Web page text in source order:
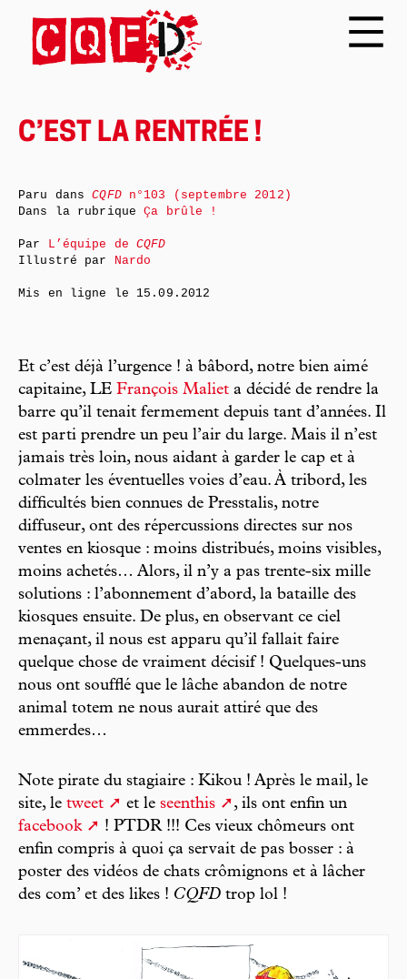
C’EST LA RENTRÉE !
Et c’est déjà l’urgence ! à bâbord, notre bien aimé
capitaine, LE François Maliet a décidé de rendre la
barre qu’il tenait fermement depuis tant d’années. Il
est parti prendre un peu l’air du large. Mais il n’est
jamais très loin, nous aidant à garder le cap et à
colmater les éventuelles voies d’eau. À tribord, les
difficultés bien connues de Presstalis, notre
diffuseur, ont des répercussions directes sur nos
ventes en kiosque : moins distribués, moins visibles,
moins achetés… Alors, il n’y a pas trente-six mille
solutions : l’abonnement d’abord, la bataille des
kiosques ensuite. De plus, en observant ce ciel
menaçant, il nous est apparu qu’il fallait faire
quelque chose de vraiment décisif ! Quelques-uns
nous ont soufflé que le lâche abandon de notre
animal totem ne nous aurait attiré que des
emmerdes…
Note pirate du stagiaire : Kikou ! Après le mail, le
site, le tweet et le seenthis
, ils ont enfin un
facebook
! PTDR !!! Ces vieux chômeurs ont
enfin compris à quoi ça servait de pas bosser : à
poster des vidéos de chats crômignons et à lâcher
des com’ et des likes ! CQFD trop lol !
Paru dansCQFDn°103 (septembre 2012)
Dans la rubriqueÇa brûle !
Par L’équipe deCQFD
Illustré par Nardo
Mis en ligne le 15.09.2012